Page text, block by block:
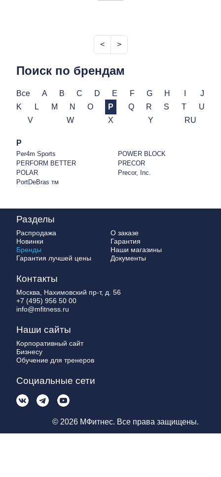
< >
Поиск по брендам
Все A B C D E F G H
J
K
L M N O P Q R S T
U
V
W X Y RU
P
Per4m Sports
PERFORM BETTER
POLAR
PortDeBras тм
POWER BLOCK
PRECOR
Precor, Inc.
Разделы
Распродажа
Новинки
Бренды
Гарантия лучшей цены
О заказе
Гарантия
Наши магазины
Документы
Контакты
Москва, Нахимовский пр-т, д. 56
+7 (495) 956 50 00
info@mfitness.ru
Наши сайты
Корпоративный сайт
Бизнесу
Обучение для тренеров
Социальные сети
© 2026 МФитнес. Все права защищены.